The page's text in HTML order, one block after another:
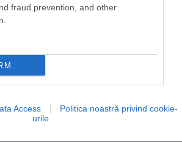
fraud prevention, and other
Access
Politica noastră privind cookie-
urile